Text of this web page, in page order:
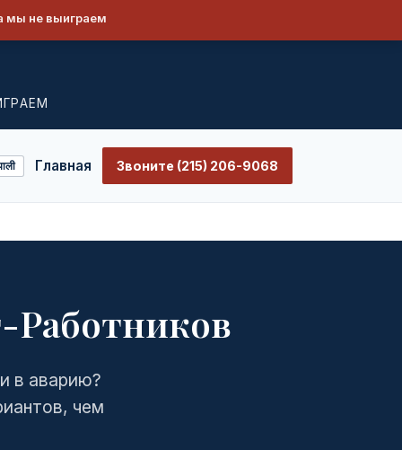
мы не выиграем
Главная Звоните (215) 206-9068
Работников
в аварию?
чем